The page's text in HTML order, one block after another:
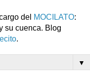
del MOCILATO:
su cuenca. Blog
.
▼